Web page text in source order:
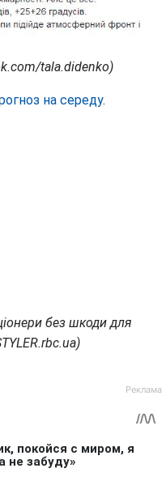
tala.didenko)
на середу.
без шкоди для